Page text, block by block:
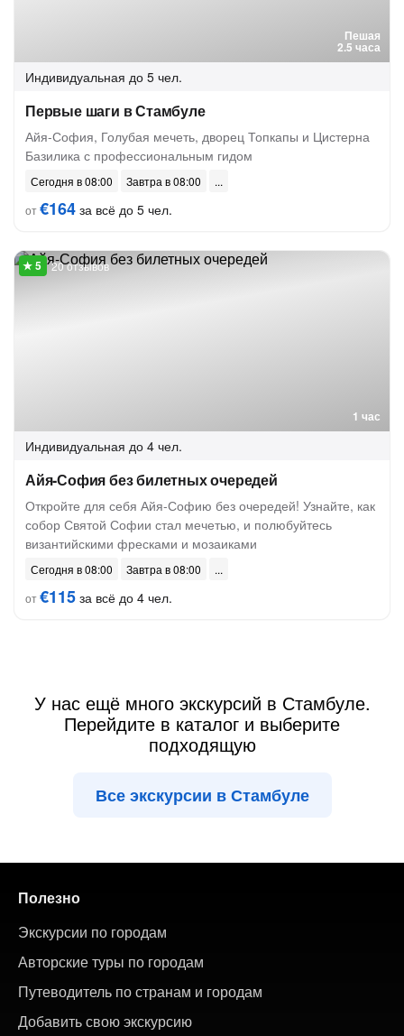
Пешая
2.5 часа
Индивидуальная до 5 чел.
Первые шаги в Стамбуле
Айя-София, Голубая мечеть, дворец Топкапы и Цистерна
Базилика с профессиональным гидом
Сегодня в 08:00
Завтра в 08:00
от€164 за всё до 5 чел.
1 час
20 отзывов
Индивидуальная до 4 чел.
Айя-София без билетных очередей
Откройте для себя Айя-Софию без очередей! Узнайте, как
собор Святой Софии стал мечетью, и полюбуйтесь
византийскими фресками и мозаиками
Сегодня в 08:00
Завтра в 08:00
от€115 за всё до 4 чел.
У нас ещё много экскурсий в Стамбуле.
Перейдите в каталог и выберите
подходящую
Все экскурсии в Стамбуле
Полезно
Экскурсии по городам
Авторские туры по городам
Путеводитель по странам и городам
Добавить свою экскурсию